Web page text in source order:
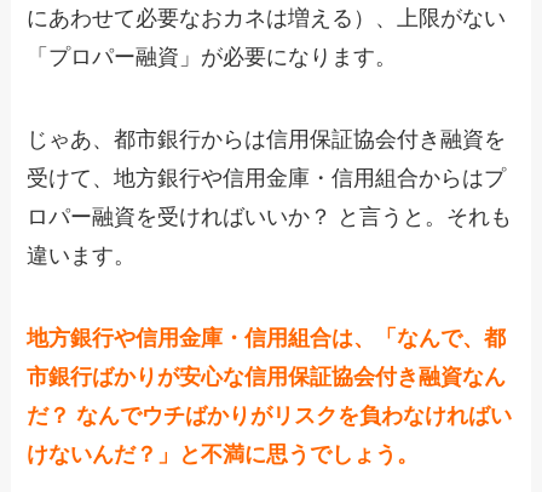
にあわせて必要なおカネは増える）、上限がない
「プロパー融資」が必要になります。
じゃあ、都市銀行からは信用保証協会付き融資を
受けて、地方銀行や信用金庫・信用組合からはプ
ロパー融資を受ければいいか？ と言うと。それも
違います。
地方銀行や信用金庫・信用組合は、「なんで、都
市銀行ばかりが安心な信用保証協会付き融資なん
だ？ なんでウチばかりがリスクを負わなければい
けないんだ？」と不満に思うでしょう。